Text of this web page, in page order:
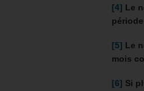
[4] Le
[5] Le
mois
[6] Si